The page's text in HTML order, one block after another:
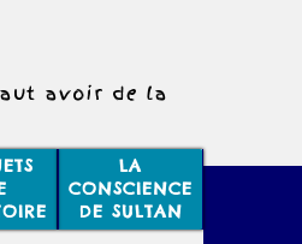
avoir de la
LA
CONSCIENCE
DE SULTAN